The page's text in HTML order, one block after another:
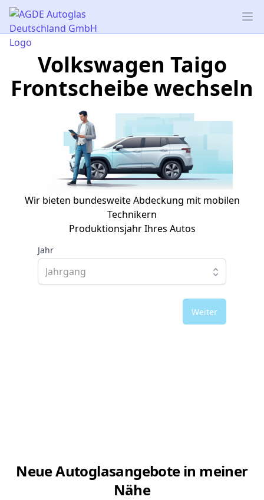
AGDE Autoglas Deutschland GmbH
Volkswagen Taigo
Frontscheibe wechseln
Wir bieten bundesweite Abdeckung mit mobilen
Technikern
Produktionsjahr Ihres Autos
Jahr
Weiter
Neue Autoglasangebote in meiner
Nähe